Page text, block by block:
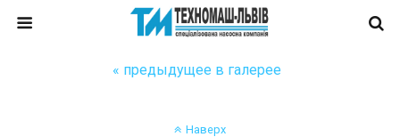
« предыдущее в галерее
Наверх